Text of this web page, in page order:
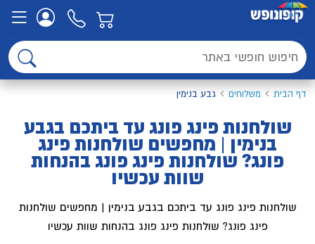
דף הבית משלוחים גבע בנימין
שולחנות פינג פונג עד ביתכם בגבע
בנימין | מחפשים שולחנות פינג
פונג? שולחנות פינג פונג בהנחות
שוות עכשיו
שולחנות פינג פונג עד ביתכם בגבע בנימין | מחפשים שולחנות
פינג פונג? שולחנות פינג פונג בהנחות שוות עכשיו